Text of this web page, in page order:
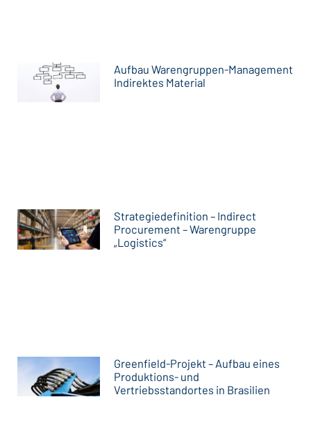
Aufbau Warengruppen-Management
Indirektes Material
Strategiedefinition – Indirect
Procurement – Warengruppe
„Logistics“
Greenfield-Projekt – Aufbau eines
Produktions- und
Vertriebsstandortes in Brasilien